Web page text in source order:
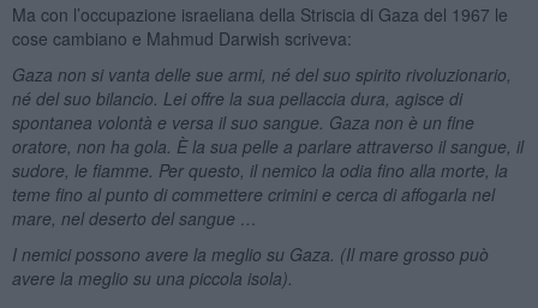
Ma con l’occupazione israeliana della Striscia di Gaza del 1967 le
cose cambiano e Mahmud Darwish scriveva:
Gaza non si vanta delle sue armi, né del suo spirito rivoluzionario,
né del suo bilancio. Lei offre la sua pellaccia dura, agisce di
spontanea volontà e versa il suo sangue. Gaza non è un fine
oratore, non ha gola. È la sua pelle a parlare attraverso il sangue, il
sudore, le fiamme. Per questo, il nemico la odia fino alla morte, la
teme fino al punto di commettere crimini e cerca di affogarla nel
mare, nel deserto del sangue …
I nemici possono avere la meglio su Gaza. (Il mare grosso può
avere la meglio su una piccola isola).